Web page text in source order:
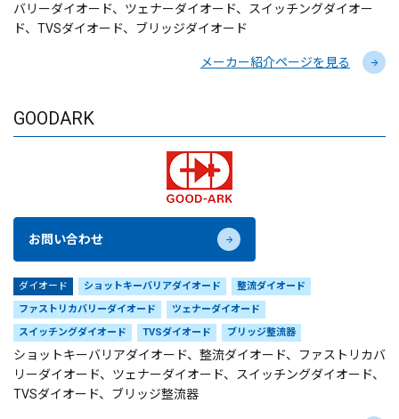
バリーダイオード、ツェナーダイオード、スイッチングダイオー
ド、TVSダイオード、ブリッジダイオード
メーカー紹介ページを見る
GOODARK
お問い合わせ
ダイオード ショットキーバリアダイオード
整流ダイオード
ファストリカバリーダイオード
ツェナーダイオード
スイッチングダイオード
TVSダイオード ブリッジ整流器
ショットキーバリアダイオード、整流ダイオード、ファストリカバ
リーダイオード、ツェナーダイオード、スイッチングダイオード、
TVSダイオード、ブリッジ整流器